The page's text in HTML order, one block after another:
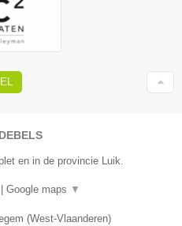
en in de provincie Luik.
Google maps ▼
(West-Vlaanderen)